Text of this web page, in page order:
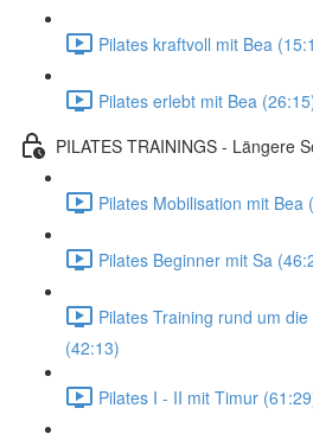
Pilates kraftvoll mit Bea
Pilates erlebt mit Bea
PILATES TRAININGS - Längere
Pilates Mobilisation mit Bea
Pilates Beginner mit Sa
Pilates Training rund um
(42:13)
Pilates I - II mit Timur